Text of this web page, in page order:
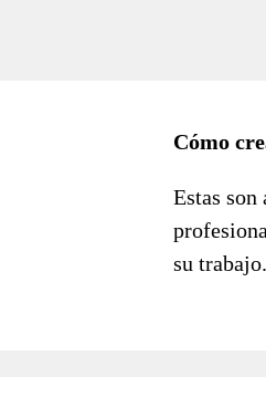
Cómo
Estas son
su trabajo.